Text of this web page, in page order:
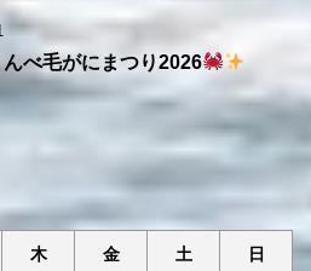
べ毛がにまつり2026
木 金 土 日